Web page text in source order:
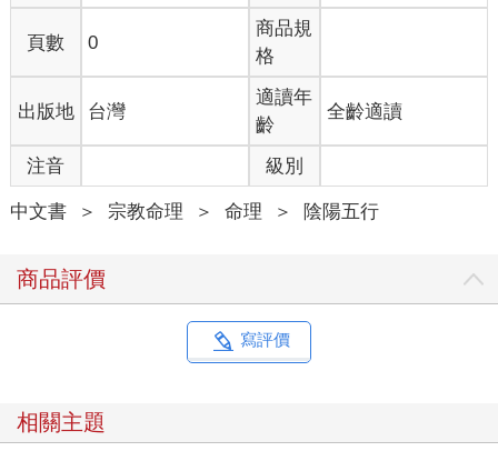
頁數 0
商品規
格
出版地 台灣
適讀年
齡
全齡適讀
注音 級別
中文書 ＞ 宗教命理 ＞ 命理 ＞ 陰陽五行
商品評價
寫評價
相關主題